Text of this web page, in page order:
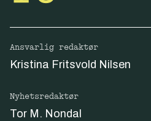
Ansvarlig redaktør
Kristina Fritsvold Nilsen
Nyhetsredaktør
Tor M. Nondal